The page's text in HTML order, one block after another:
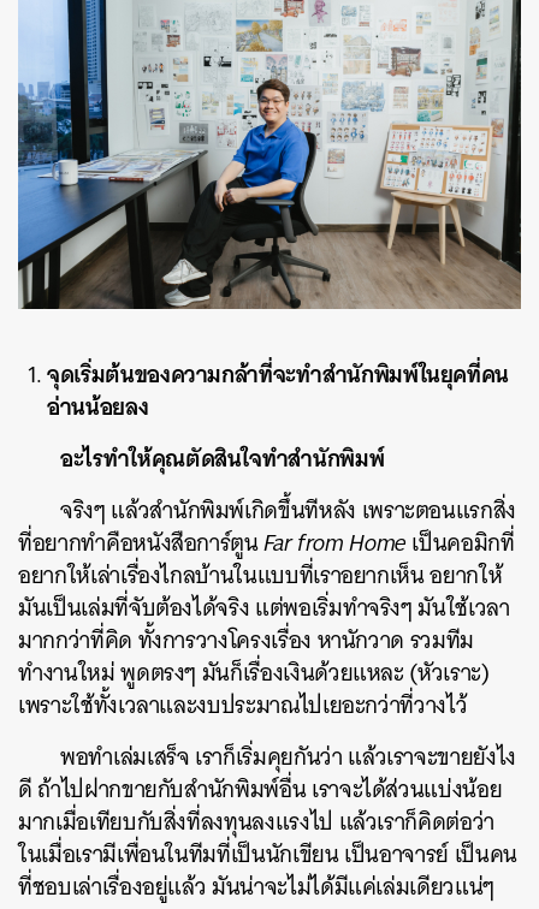
จุดเริ่มต้นของความกล้าที่จะทำสำนักพิมพ์ในยุคที่คน
อ่านน้อยลง
อะไรทำให้คุณตัดสินใจทำสำนักพิมพ์
จริงๆ แล้วสำนักพิมพ์เกิดขึ้นทีหลัง เพราะตอนแรกสิ่ง
ที่อยากทำคือหนังสือการ์ตูนFar from Homeเป็นคอมิกที่
อยากให้เล่าเรื่องไกลบ้านในแบบที่เราอยากเห็น อยากให้
มันเป็นเล่มที่จับต้องได้จริง แต่พอเริ่มทำจริงๆ มันใช้เวลา
มากกว่าที่คิด ทั้งการวางโครงเรื่อง หานักวาด รวมทีม
ทำงานใหม่ พูดตรงๆ มันก็เรื่องเงินด้วยแหละ (หัวเราะ)
เพราะใช้ทั้งเวลาและงบประมาณไปเยอะกว่าที่วางไว้
พอทำเล่มเสร็จ เราก็เริ่มคุยกันว่า แล้วเราจะขายยังไง
ดี ถ้าไปฝากขายกับสำนักพิมพ์อื่น เราจะได้ส่วนแบ่งน้อย
มากเมื่อเทียบกับสิ่งที่ลงทุนลงแรงไป แล้วเราก็คิดต่อว่า
ในเมื่อเรามีเพื่อนในทีมที่เป็นนักเขียน เป็นอาจารย์ เป็นคน
ที่ชอบเล่าเรื่องอยู่แล้ว มันน่าจะไม่ได้มีแค่เล่มเดียวแน่ๆ